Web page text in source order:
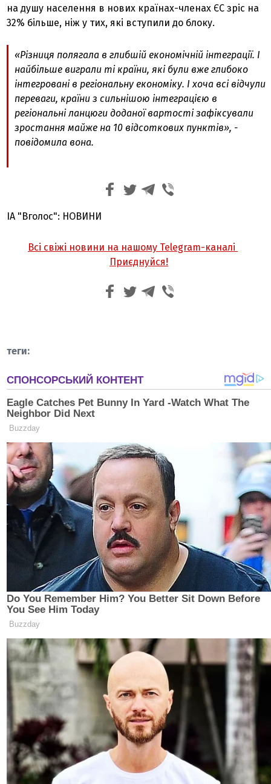
на душу населення в нових країнах-членах ЄС зріс на
32% більше, ніж у тих, які вступили до блоку.
«Різниця полягала в глибшій економічній інтеграції. І
найбільше виграли ті країни, які були вже глибоко
інтегровані в регіональну економіку. І хоча всі відчули
переваги, країни з сильнішою інтеграцією в
регіональні ланцюги доданої вартості зафіксували
зростання майже на 10 відсоткових пунктів», -
повідомила вона.
ІА "Вголос": НОВИНИ
Всі свіжі новини на нашому Telegram-каналі
Приєднуйся!